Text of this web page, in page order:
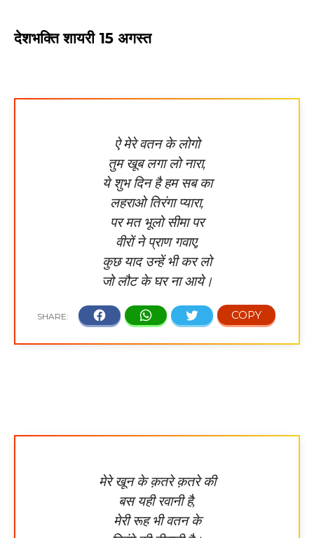
देशभक्ति शायरी 15 अगस्त
ऐ मेरे वतन के लोगो
तुम खूब लगा लो नारा,
ये शुभ दिन है हम सब का
लहराओ तिरंगा प्यारा,
पर मत भूलो सीमा पर
वीरों ने प्राण गवाए,
कुछ याद उन्हें भी कर लो
जो लौट के घर ना आये।
मेरे खून के क़तरे क़तरे की
बस यही रवानी है,
मेरी रूह भी वतन के